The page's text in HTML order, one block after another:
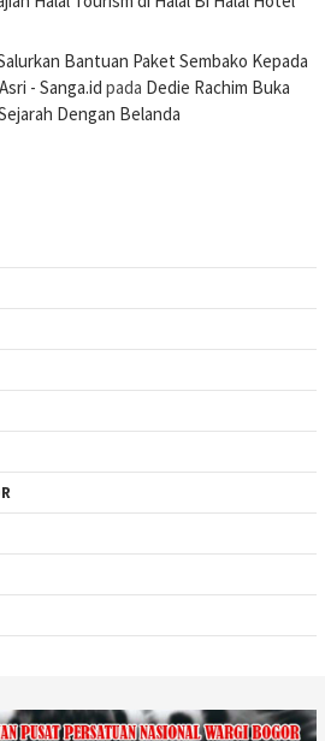
Bantuan Paket Sembako Kepada
- Sanga.id pada Dedie Rachim Buka
Dengan Belanda